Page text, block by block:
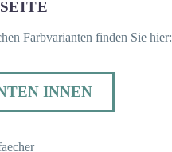
Farbvarianten finden Sie hier:
INNEN